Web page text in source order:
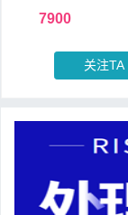
7900
关注TA